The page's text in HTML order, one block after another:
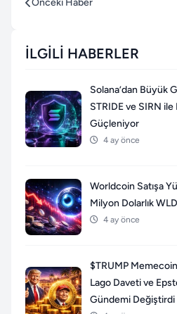
Önceki Haber
İLGILI HABERLER
Solana’dan Büyük
STRIDE ve SIRN
Güçleniyor
4 ay önce
Worldcoin Satışa
Milyon Dolarlık WLD
4 ay önce
$TRUMP
Lago Daveti ve
Gündemi Değiştirdi